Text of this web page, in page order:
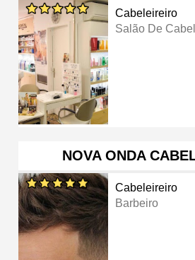
Cabeleireiro
Salão De
NOVA ONDA
Cabeleireiro
Barbeiro